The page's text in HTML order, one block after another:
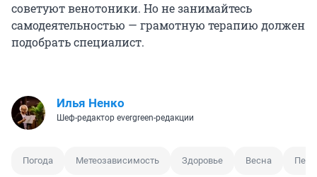
советуют венотоники. Но не занимайтесь
самодеятельностью — грамотную терапию должен
подобрать специалист.
Илья Ненко
Шеф-редактор evergreen-редакции
Погода Метеозависимость Здоровье Весна